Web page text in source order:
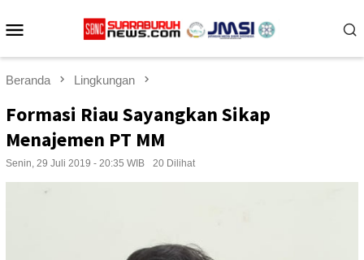
ke
Beranda Lingkungan
Formasi Riau Sayangkan Sikap
Menajemen PT MM
Senin, 29 Juli 2019 - 20:35 WIB 20 Dilihat